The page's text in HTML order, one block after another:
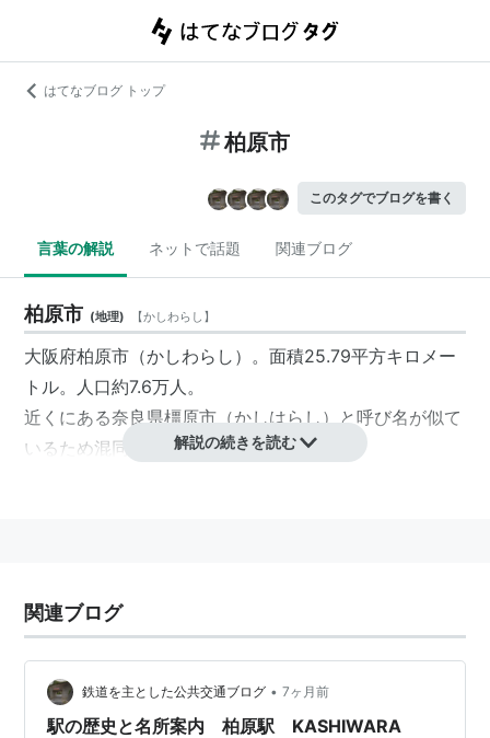
はてなブログ トップ
柏原市
このタグでブログを書く
言葉の解説 ネットで話題 関連ブログ
柏原市 (地理) 【かしわらし 】
大阪府柏原市（かしわらし）。面積25.79平方キロメー
トル。人口約7.6万人。
近くにある奈良県橿原市（かしはらし）と呼び名が似て
いるため混同されやすい。解説の続きを読む
関連ブログ
鉄道を主とした公共交通ブログ • 7ヶ月前
駅の歴史と名所案内 柏原駅 KASHIWARA